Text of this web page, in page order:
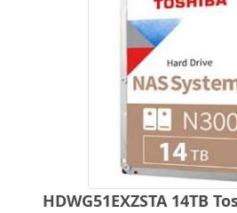
HDWG51EXZSTA 14TB